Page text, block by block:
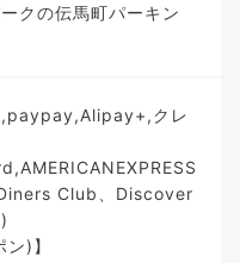
クの伝馬町パーキン
,paypay,Alipay+,クレ
Club、Discover
)】